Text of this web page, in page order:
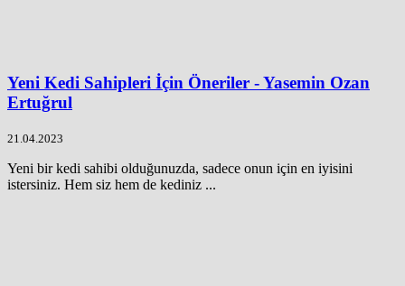
Yeni Kedi Sahipleri İçin Öneriler - Yasemin Ozan
Ertuğrul
21.04.2023
Yeni bir kedi sahibi olduğunuzda, sadece onun için en iyisini
istersiniz. Hem siz hem de kediniz ...